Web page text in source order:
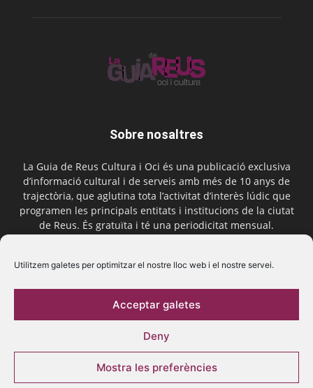
Utilitzem galetes per optimitzar el nostre lloc web i el nostre servei.
Acceptar galetes
Deny
Mostra les preferències
Sobre nosaltres
La Guia de Reus Cultura i Oci és una publicació exclusiva
d’informació cultural i de serveis amb més de 10 anys de
trajectòria, que aglutina tota l’activitat d’interès lúdic que
programen les principals entitats i institucions de la ciutat
de Reus. És gratuïta i té una periodicitat mensual.
Segueix-nos